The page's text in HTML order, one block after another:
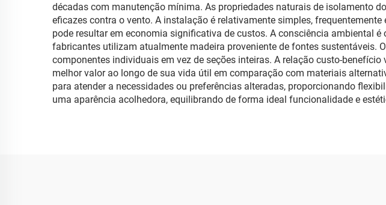
décadas com manutenção mínima. As propriedades naturais de isolamento
eficazes contra o vento. A instalação é relativamente simples,
pode resultar em economia significativa de custos. A consciência ambiental
fabricantes utilizam atualmente madeira proveniente de fontes sustentáveis.
componentes individuais em vez de seções inteiras. A relação custo-
melhor valor ao longo de sua vida útil em comparação com materiais
para atender a necessidades ou preferências alteradas, proporcionando
uma aparência acolhedora, equilibrando de forma ideal funcionalidade e